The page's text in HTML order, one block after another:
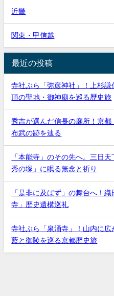
近畿
関東・甲信越
最近の投稿
寺社ぶら「弥彦神社」！上杉
頂の聖地・御神廟を巡る歴史旅
秀吉が選んだ信長の廟所！京
布武の跡を辿る
「本能寺」のその先へ。三日
秀の塚」に眠る無念と祈り
「是非に及ばず」の舞台へ！
寺」歴史遺構巡礼
寺社ぶら「泉涌寺」！山内に
藍と御陵を巡る京都歴史旅